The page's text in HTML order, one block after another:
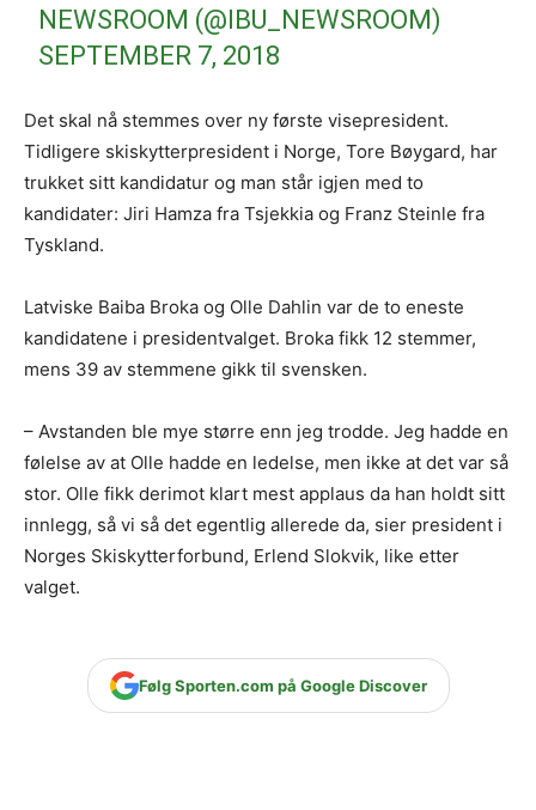
NEWSROOM (@IBU_NEWSROOM)
SEPTEMBER 7, 2018
Det skal nå stemmes over ny første visepresident.
Tidligere skiskytterpresident i Norge, Tore Bøygard, har
trukket sitt kandidatur og man står igjen med to
kandidater: Jiri Hamza fra Tsjekkia og Franz Steinle fra
Tyskland.
Latviske Baiba Broka og Olle Dahlin var de to eneste
kandidatene i presidentvalget. Broka fikk 12 stemmer,
mens 39 av stemmene gikk til svensken.
– Avstanden ble mye større enn jeg trodde. Jeg hadde en
følelse av at Olle hadde en ledelse, men ikke at det var så
stor. Olle fikk derimot klart mest applaus da han holdt sitt
innlegg, så vi så det egentlig allerede da, sier president i
Norges Skiskytterforbund, Erlend Slokvik, like etter
valget.
Følg Sporten.com på Google Discover